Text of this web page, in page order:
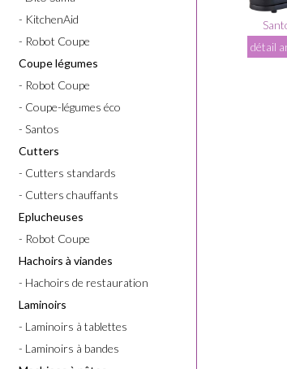
- KitchenAid
- Robot Coupe
Coupe légumes
- Robot Coupe
- Coupe-légumes éco
- Santos
Cutters
- Cutters standards
- Cutters chauffants
Eplucheuses
- Robot Coupe
Hachoirs à viandes
- Hachoirs de restauration
Laminoirs
- Laminoirs à tablettes
- Laminoirs à bandes
détail